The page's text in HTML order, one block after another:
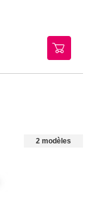
2 modèles